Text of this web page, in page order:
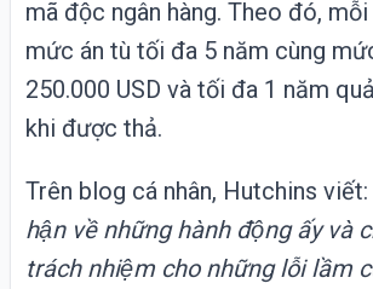
mã độc ngân hàng. Theo đó,
mức án tù tối đa 5 năm cùng
250.000 USD và tối đa 1 năm
khi được thả.
Trên blog cá nhân, Hutchins viết:
hận về những hành động ấy và
trách nhiệm cho những lỗi lầm